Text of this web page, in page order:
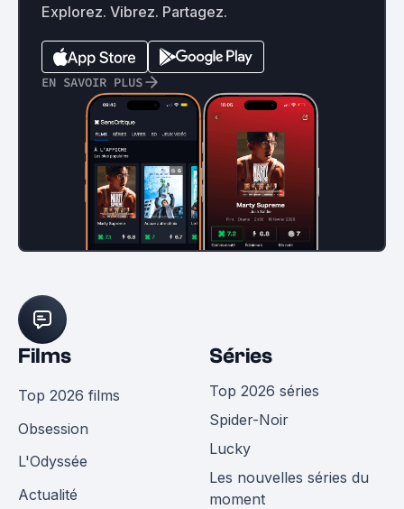
Explorez. Vibrez. Partagez.
EN SAVOIR PLUS
Films
Top 2026 films
Obsession
L'Odyssée
Actualité
Séries
Top 2026 séries
Spider-Noir
Lucky
Les nouvelles séries du
moment